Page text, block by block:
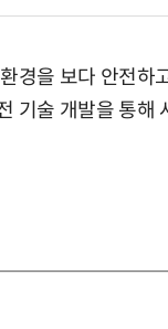
경을 보다 안전하
기술 개발을 통해